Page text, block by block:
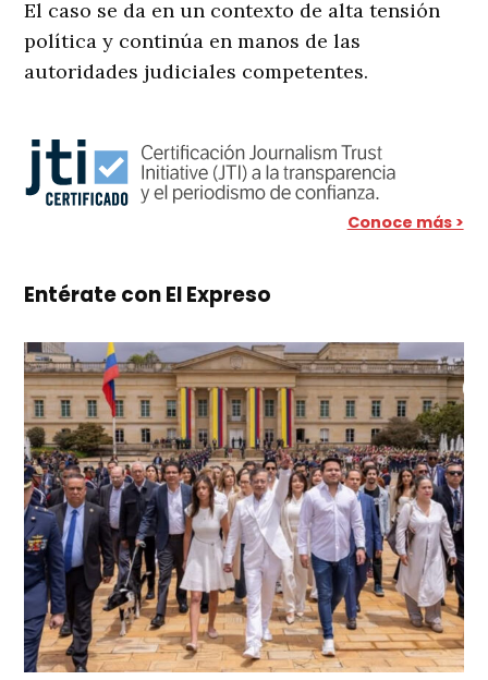
El caso se da en un contexto de alta tensión
política y continúa en manos de las
autoridades judiciales competentes.
Conoce más >
Entérate con El Expreso